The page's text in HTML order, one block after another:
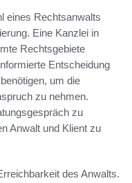
eines Rechtsanwalts
Eine Kanzlei in
Rechtsgebiete
Entscheidung
um die
zu nehmen.
zu
Anwalt und Klient zu
des Anwalts.